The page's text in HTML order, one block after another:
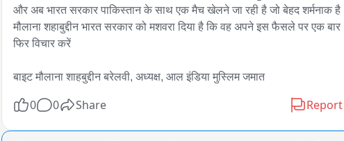
और अब भारत सरकार पाकिस्तान के साथ एक मैच खेलने जा रही है जो बेहद शर्मनाक है
मौलाना शहाबुद्दीन भारत सरकार को मशवरा दिया है कि वह अपने इस फैसले पर एक बार
फिर विचार करें
बाइट मौलाना शाहबुद्दीन बरेलवी, अध्यक्ष, आल इंडिया मुस्लिम जमात
0 0 Share Report